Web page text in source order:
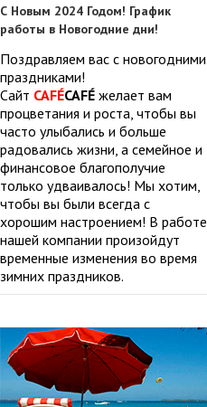
С Новым 2024 Годом! График
работы в Новогодние дни!
Поздравляем вас с новогодними
праздниками!
Сайт CAFÉCAFÉ желает вам
процветания и роста, чтобы вы
часто улыбались и больше
радовались жизни, а семейное и
финансовое благополучие
только удваивалось! Мы хотим,
чтобы вы были всегда с
хорошим настроением! В работе
нашей компании произойдут
временные изменения во время
зимних праздников.